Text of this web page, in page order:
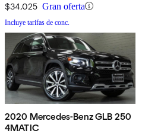
$34,025 Gran oferta
Incluye tarifas de conc.
2020 Mercedes-Benz GLB 250
4MATIC